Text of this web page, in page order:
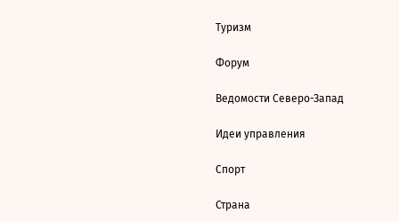
Туризм
Форум
Ведомости Северо-Запад
Идеи управления
Спорт
Страна